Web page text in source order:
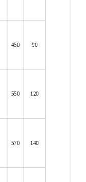
450 90
550 120
570 140